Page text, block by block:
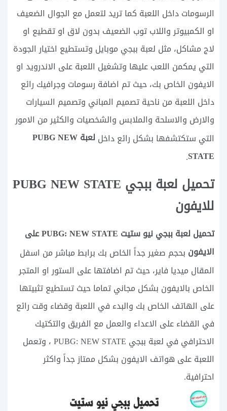
الرسومات داخل اللعبة كما تريد لتعمل مع الجوال الضعيف
او الكمبيوتر واللاب توب الضعيف بدون لاق او تقطيع او
لاج مشاكل، مثل لعبة ببجي موبايل وتستطيع اختيار الجودة
التي يمكمن اللعب عليها وتشغيل اللعبة على الاندرويد او
الايفون الخاص بك، حيث تم اضافة رسومات وجرافيك رائع
داخل اللعبة من ناحية تصميم المباني وتصميم السيارات
والارض والاسلحة والملابس والشخصيات والكثير من الامور
التي ستكتشفها بشكل رائع داخل
لعبة PUBG NEW
STATE
‏.
للايفون
تحميل لعبة ببجي نيو ستيت PUBG: NEW STATE‏ على
الايفون بحجم صغير جداً الخاص بك برابط مباشر من اسفل
المقال ميديا فاير، حيث تم اضافتها على الستور او المتجر
الخاص بالايفون بشكل مجاني تماما حيث تستطيع تثبيتها
على الهاتف الخاص بك والبدء في اللعبة وقضاء وقت رائع
في القضاء على الاعداء والعمل مع الفريق والتكتيك
الاحترافي في لعبة ببجي PUBG: NEW STATE ، وتعمل
اللعبة على هواتف الايفون بشكل ممتاز جداً واكثر
احترافية.